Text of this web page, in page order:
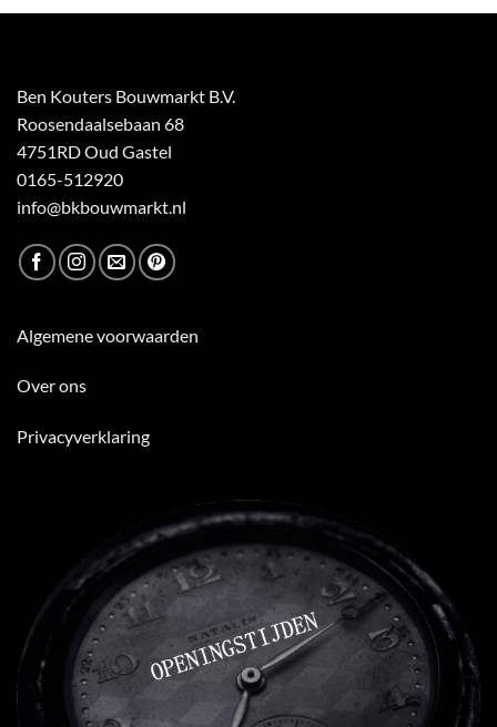
Ben Kouters Bouwmarkt B.V.
Roosendaalsebaan 68
4751RD Oud Gastel
0165-512920
info@bkbouwmarkt.nl
Algemene voorwaarden
Over ons
Privacyverklaring